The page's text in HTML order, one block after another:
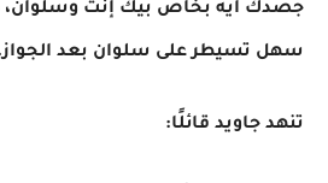
جصدك أيه بخاص بيك إنت وسلوان،
سهل تسيطر على سلوان بعد
تنهد جاويد قائلًا: